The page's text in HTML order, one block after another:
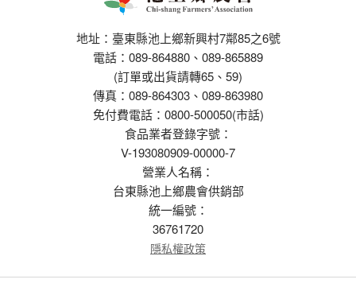
地址：臺東縣池上鄉新興村7鄰85之6號
電話：089-864880、089-865889
(訂單或出貨請轉65、59)
傳真：089-864303、089-863980
免付費電話：0800-500050(市話)
食品業者登錄字號：
V-193080909-00000-7
營業人名稱：
台東縣池上鄉農會供銷部
統一編號：
36761720
隱私權政策